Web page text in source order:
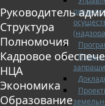
Руководитель
Структура
Полномочия
Кадровое
НЦА
Экономика
Образование